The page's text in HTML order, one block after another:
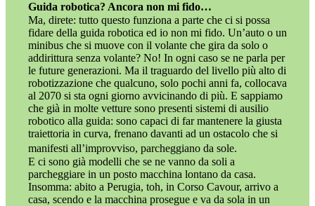
Guida robotica? Ancora non mi fido…
Ma, direte: tutto questo funziona a parte che ci si possa
fidare della guida robotica ed io non mi fido. Un’auto o un
minibus che si muove con il volante che gira da solo o
addirittura senza volante? No! In ogni caso se ne parla per
le future generazioni. Ma il traguardo del livello più alto di
robotizzazione che qualcuno, solo pochi anni fa, collocava
al 2070 si sta ogni giorno avvicinando di più. E sappiamo
che già in molte vetture sono presenti sistemi di ausilio
robotico alla guida: sono capaci di far mantenere la giusta
traiettoria in curva, frenano davanti ad un ostacolo che si
manifesti all’improvviso, parcheggiano da sole.
E ci sono già modelli che se ne vanno da soli a
parcheggiare in un posto macchina lontano da casa.
Insomma: abito a Perugia, toh, in Corso Cavour, arrivo a
casa, scendo e la macchina prosegue e va da sola in un